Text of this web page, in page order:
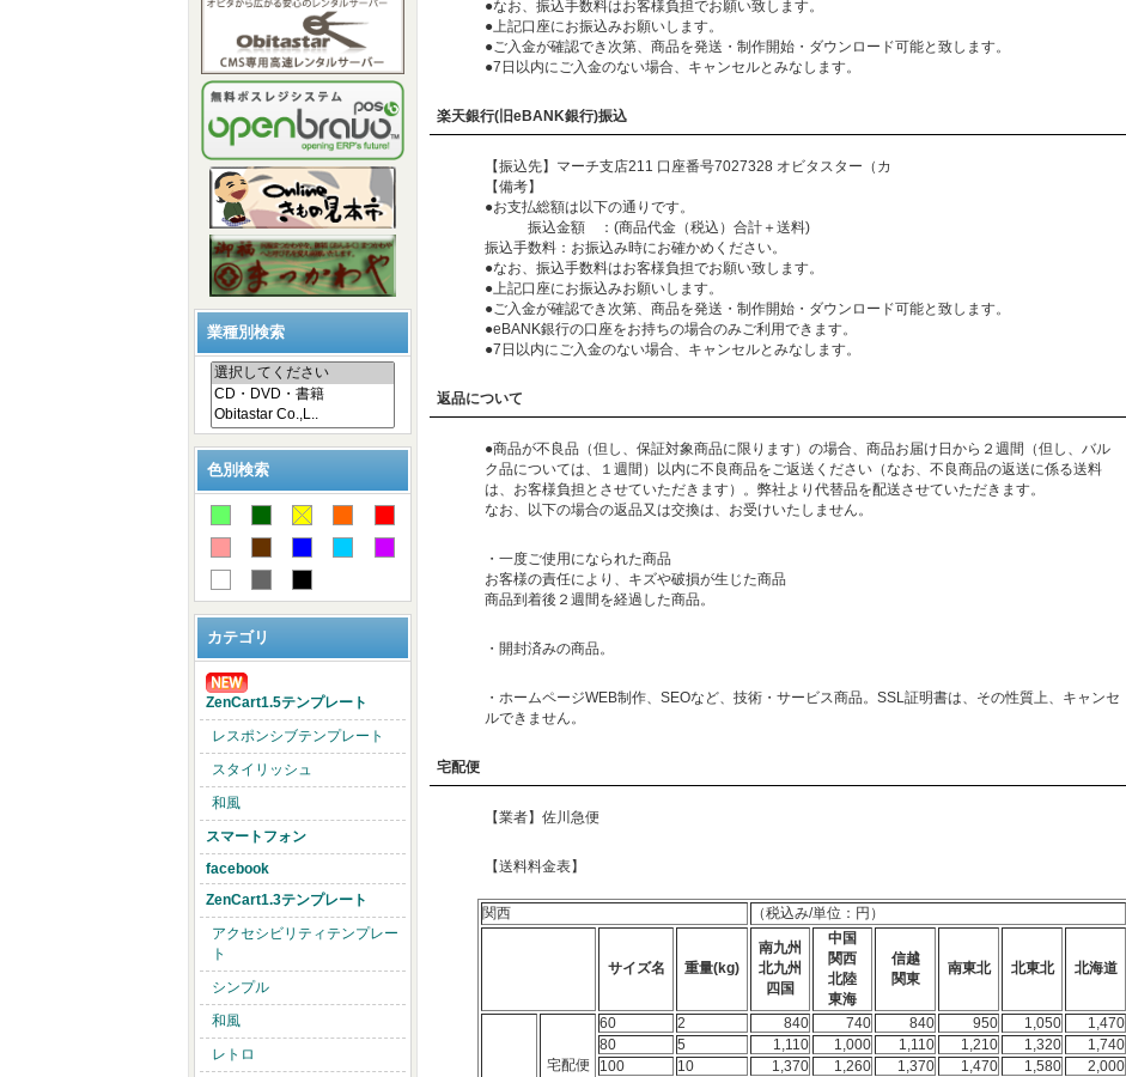
業種別検索
色別検索
カテゴリ
ZenCart1.5テンプレート
レスポンシブテンプレート
スタイリッシュ
和風
スマートフォン
facebook
ZenCart1.3テンプレート
アクセシビリティテンプレー
ト
シンプル
和風
レトロ
●なお、振込手数料はお客様負担でお願い致します。
●上記口座にお振込みお願いします。
●ご入金が確認でき次第、商品を発送・制作開始・ダウンロード可能と致します。
●7日以内にご入金のない場合、キャンセルとみなします。
楽天銀行(旧eBANK銀行)振込
【振込先】マーチ支店211 口座番号7027328 オビタスター（カ
【備考】
●お支払総額は以下の通りです。
振込金額 ：(商品代金（税込）合計＋送料)
振込手数料：お振込み時にお確かめください。
●なお、振込手数料はお客様負担でお願い致します。
●上記口座にお振込みお願いします。
●ご入金が確認でき次第、商品を発送・制作開始・ダウンロード可能と致します。
●eBANK銀行の口座をお持ちの場合のみご利用できます。
●7日以内にご入金のない場合、キャンセルとみなします。
返品について
●商品が不良品（但し、保証対象商品に限ります）の場合、商品お届け日から２週間（但し、バル
ク品については、１週間）以内に不良商品をご返送ください（なお、不良商品の返送に係る送料
は、お客様負担とさせていただきます）。弊社より代替品を配送させていただきます。
なお、以下の場合の返品又は交換は、お受けいたしません。
・一度ご使用になられた商品
お客様の責任により、キズや破損が生じた商品
商品到着後２週間を経過した商品。
・開封済みの商品。
・ホームページWEB制作、SEOなど、技術・サービス商品。SSL証明書は、その性質上、キャンセ
ルできません。
宅配便
【業者】佐川急便
【送料料金表】
関西 （税込み/単位：円）
サイズ名 重量(kg)
南九州
北九州
四国
中国
関西
北陸
東海
信越
関東
南東北 北東北 北海道
宅配便
60 2 840 740 840 950 1,050
1,470
80
5 1,110 1,000 1,110 1,210 1,320
1,740
100
10 1,370 1,260 1,370 1,470 1,580
2,000